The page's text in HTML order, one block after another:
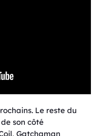
Le reste du
son côté
Gatchaman